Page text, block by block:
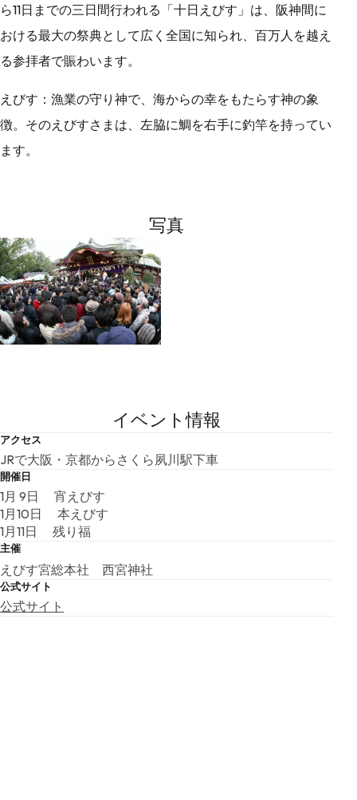
ら11日までの三日間行われる「十日えびす」は、阪神間に
おける最大の祭典として広く全国に知られ、百万人を越え
る参拝者で賑わいます。
えびす：漁業の守り神で、海からの幸をもたらす神の象
徴。そのえびすさまは、左脇に鯛を右手に釣竿を持ってい
ます。
写真
イベント情報
アクセス
JRで大阪・京都からさくら夙川駅下車
開催日
1月 9日 宵えびす
1月10日 本えびす
1月11日 残り福
主催
えびす宮総本社 西宮神社
公式サイト
公式サイト